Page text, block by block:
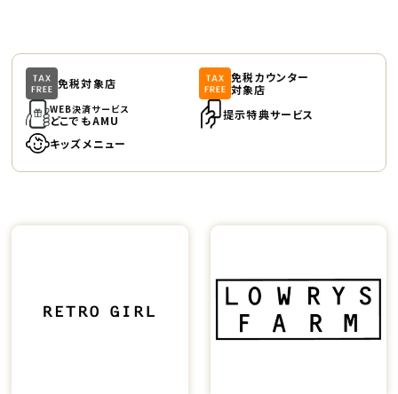
免税対象店
免税カウンター
対象店
WEB決済サービス
どこでもAMU
提示特典サービス
キッズメニュー